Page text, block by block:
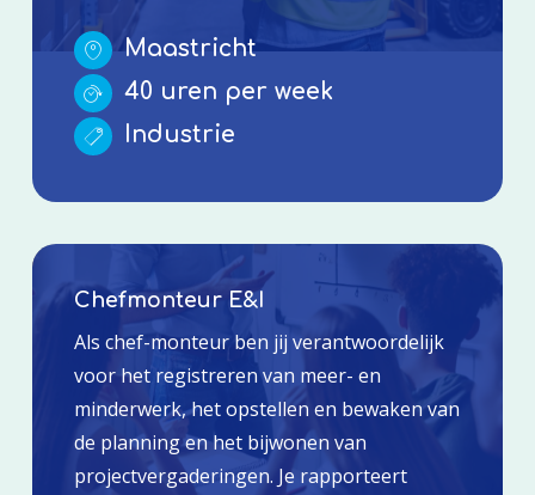
Maastricht
40 uren per week
Industrie
Chefmonteur E&I
Als chef-monteur ben jij verantwoordelijk
voor het registreren van meer- en
minderwerk, het opstellen en bewaken van
de planning en het bijwonen van
projectvergaderingen. Je rapporteert